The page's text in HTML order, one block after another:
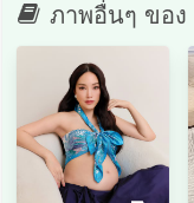
ภาพอื่นๆ ของ